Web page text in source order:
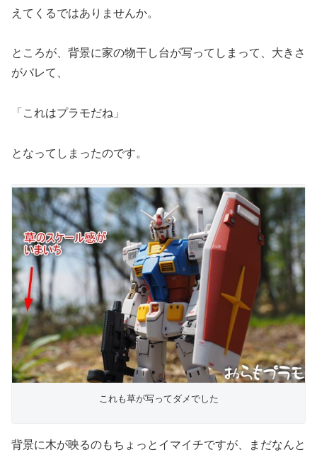
えてくるではありませんか。
ところが、背景に家の物干し台が写ってしまって、大きさ
がバレて、
「これはプラモだね」
となってしまったのです。
これも草が写ってダメでした
背景に木が映るのもちょっとイマイチですが、まだなんと